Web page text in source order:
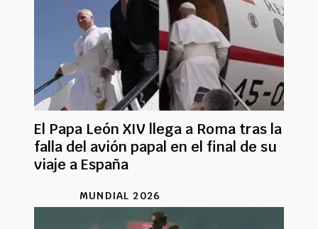
El Papa León XIV llega a Roma tras la
falla del avión papal en el final de su
viaje a España
MUNDIAL 2026